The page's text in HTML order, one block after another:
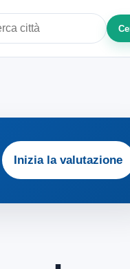
Inizia la valutazione